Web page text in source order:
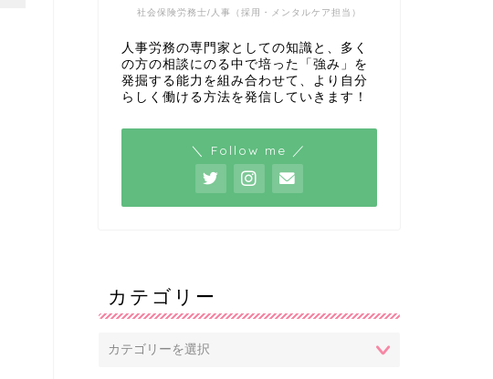
社会保険労務士/人事（採用・メンタルケア担当）
人事労務の専門家としての知識と、多く
の方の相談にのる中で培った「強み」を
発掘する能力を組み合わせて、より自分
らしく働ける方法を発信していきます！
＼ Follow me ／
カテゴリー